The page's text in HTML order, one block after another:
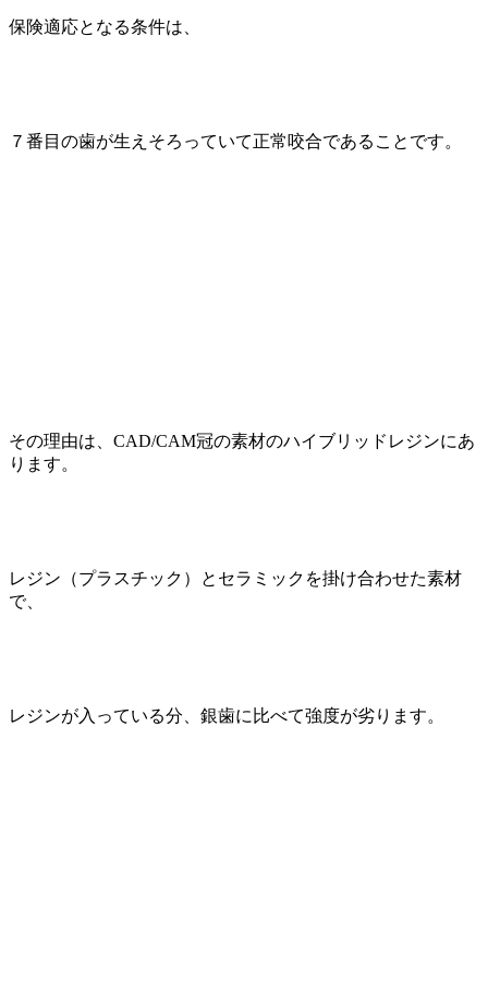
保険適応となる条件は、
７番目の歯が生えそろっていて正常咬合であることです。
その理由は、CAD/CAM冠の素材のハイブリッドレジンにあ
ります。
レジン（プラスチック）とセラミックを掛け合わせた素材
で、
レジンが入っている分、銀歯に比べて強度が劣ります。